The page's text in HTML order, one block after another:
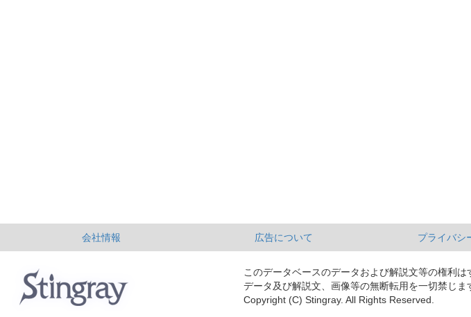
会社情報 広告について プライバシ
このデータベースのデータおよび解説文等の権利
データ及び解説文、画像等の無断転用を一切禁じま
Copyright (C) Stingray. All Rights Reserved.